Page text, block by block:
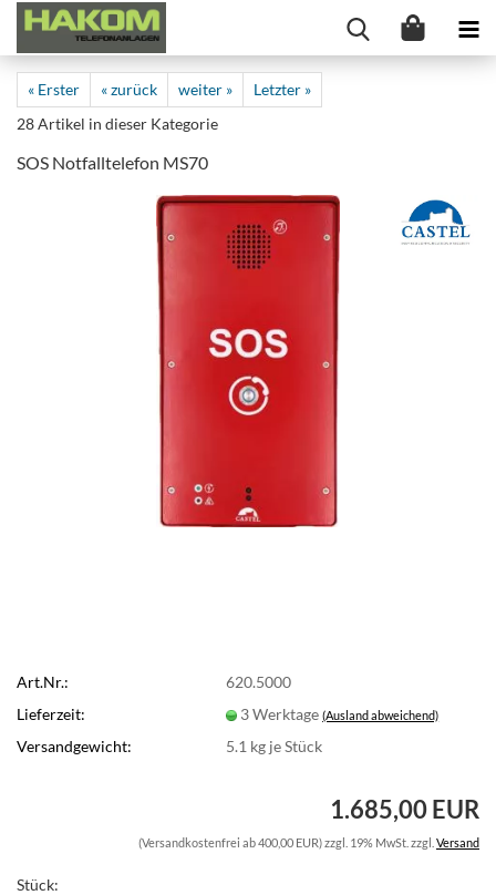
« Erster « zurück weiter »
Letzter »
28Artikel in dieser Kategorie
SOS Notfalltelefon MS70
Art.Nr.:
620.5000
Lieferzeit:
3 Werktage(Ausland abweichend)
Versandgewicht: 5.1 kg je Stück
1.685,00 EUR
(Versandkostenfrei ab 400,00 EUR) zzgl. 19% MwSt. zzgl. Versand
Stück: